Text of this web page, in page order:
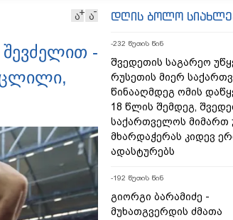
ა ა
-
დღის ბოლო
-232 წუთის წინ
შვედეთის საგარეო
რუსეთის მიერ
წინააღმდეგ ომის
18 წლის შემდეგ,
საქართველოს მიმართ
მხარდაჭერას კიდევ
ადასტურებს
-192 წუთის წინ
გიორგი ბარამიძე -
მუხათგვერდის ძმათა